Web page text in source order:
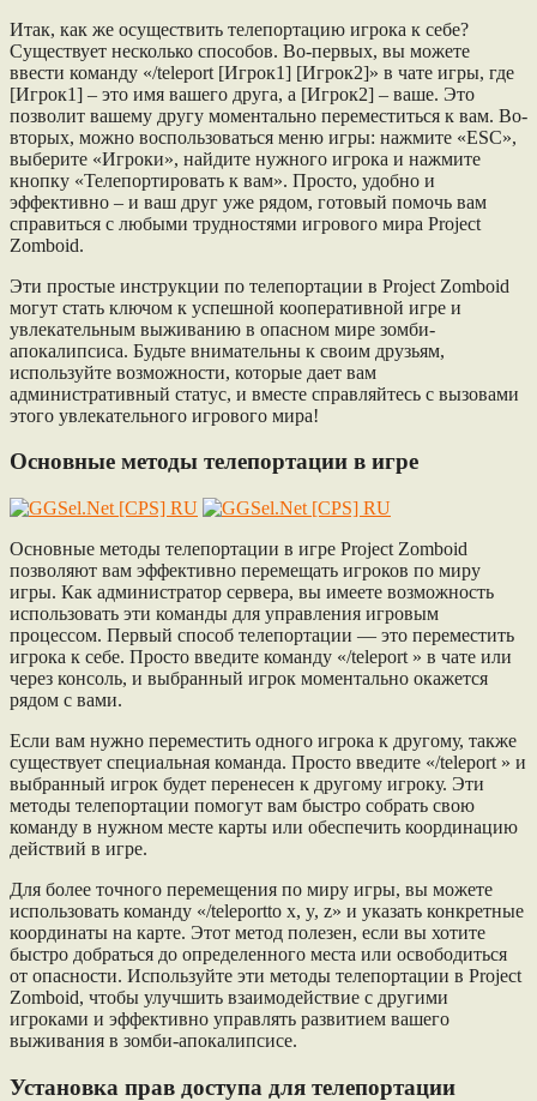
Итак, как же осуществить телепортацию игрока к себе?
Существует несколько способов. Во-первых, вы можете
ввести команду «/teleport [Игрок1] [Игрок2]» в чате игры, где
[Игрок1] – это имя вашего друга, а [Игрок2] – ваше. Это
позволит вашему другу моментально переместиться к вам. Во-
вторых, можно воспользоваться меню игры: нажмите «ESC»,
выберите «Игроки», найдите нужного игрока и нажмите
кнопку «Телепортировать к вам». Просто, удобно и
эффективно – и ваш друг уже рядом, готовый помочь вам
справиться с любыми трудностями игрового мира Project
Zomboid.
Эти простые инструкции по телепортации в Project Zomboid
могут стать ключом к успешной кооперативной игре и
увлекательным выживанию в опасном мире зомби-
апокалипсиса. Будьте внимательны к своим друзьям,
используйте возможности, которые дает вам
административный статус, и вместе справляйтесь с вызовами
этого увлекательного игрового мира!
Основные методы телепортации в игре
Основные методы телепортации в игре Project Zomboid
позволяют вам эффективно перемещать игроков по миру
игры. Как администратор сервера, вы имеете возможность
использовать эти команды для управления игровым
процессом. Первый способ телепортации — это переместить
игрока к себе. Просто введите команду «/teleport » в чате или
через консоль, и выбранный игрок моментально окажется
рядом с вами.
Если вам нужно переместить одного игрока к другому, также
существует специальная команда. Просто введите «/teleport » и
выбранный игрок будет перенесен к другому игроку. Эти
методы телепортации помогут вам быстро собрать свою
команду в нужном месте карты или обеспечить координацию
действий в игре.
Для более точного перемещения по миру игры, вы можете
использовать команду «/teleportto x, y, z» и указать конкретные
координаты на карте. Этот метод полезен, если вы хотите
быстро добраться до определенного места или освободиться
от опасности. Используйте эти методы телепортации в Project
Zomboid, чтобы улучшить взаимодействие с другими
игроками и эффективно управлять развитием вашего
выживания в зомби-апокалипсисе.
Установка прав доступа для телепортации